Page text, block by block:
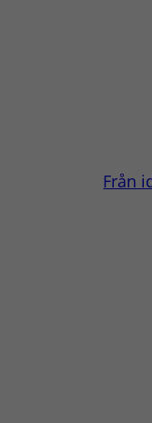
Från